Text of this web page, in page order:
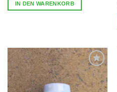
IN DEN WARENKORB
Zur
Wunschliste
hinzufügen